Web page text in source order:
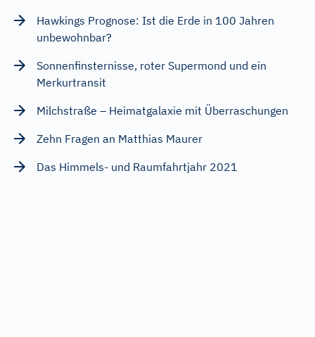
Hawkings Prognose: Ist die Erde in 100 Jahren
unbewohnbar?
Sonnenfinsternisse, roter Supermond und ein
Merkurtransit
Milchstraße – Heimatgalaxie mit Überraschungen
Zehn Fragen an Matthias Maurer
Das Himmels- und Raumfahrtjahr 2021